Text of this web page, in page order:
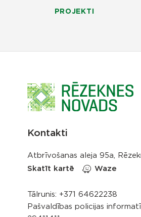
PROJEKTI
Kontakti
Atbrīvošanas aleja 95a,
Skatīt kartē
Waze
Tālrunis: +371 64622238
Pašvaldības policijas